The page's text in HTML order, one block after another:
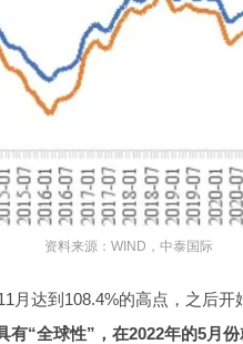
资料来源：WIND，中泰国际
月达到108.4%的高点，之后
有“全球性”，在2022年的5月